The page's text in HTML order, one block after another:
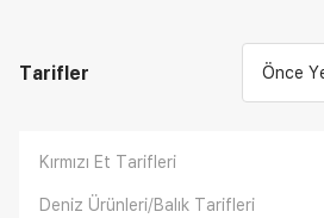
Tarifler Önce
Kırmızı Et Tarifleri
Deniz Ürünleri/Balık Tarifleri